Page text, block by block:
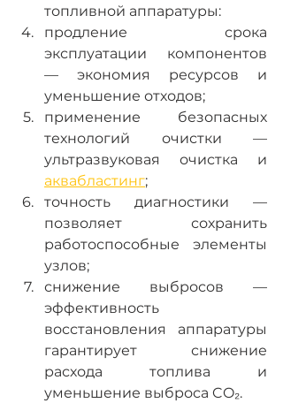
топливной аппаратуры:
продление срока
эксплуатации компонентов
— экономия ресурсов и
уменьшение отходов;
применение безопасных
технологий очистки —
аквабластинг;
точность диагностики —
позволяет сохранить
работоспособные элементы
узлов;
снижение выбросов —
эффективность
восстановления аппаратуры
гарантирует снижение
расхода топлива и
уменьшение выброса CO₂.